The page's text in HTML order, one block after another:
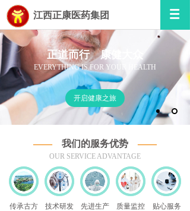
江西正康医药集团
正道而行 康健大众
EVERYTHING IS FOR YOUR HEALTH
开启健康之旅
——我们的服务优势——
OUR SERVICE ADVANTAGE
技术研发
传承古方 先进生产 贴心服务
质量监控